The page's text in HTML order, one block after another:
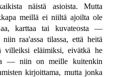
näistä asioista. Mutta
meillä ei niiltä ajoilta ole
karttaa tai kuvateosta —
raa'assa tilassa, että heitä
villeiksi eläimiksi, eivätkä he
— niin on meille kuitenkin
kirjoittama, mutta jonka